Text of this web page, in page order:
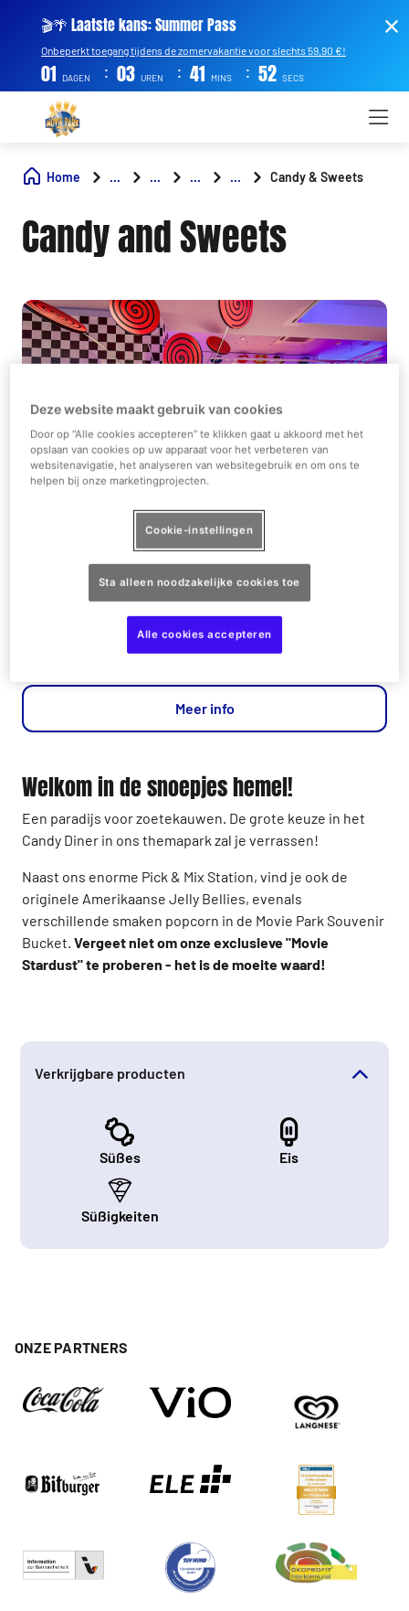
🎬🌴 Laatste kans: Summer Pass
Onbeperkt toegang tijdens de zomervakantie voor slechts 59,90 €!
01 DAGEN : 03 UREN : 41 MINS : 52 SECS
Home ... ... ... ... Candy & Sweets
Candy and Sweets
Snoep
The Hollywood Street Set
Toegang voor personen met een beperking
Meer info
Welkom in de snoepjes hemel!
Een paradijs voor zoetekauwen. De grote keuze in het
Candy Diner in ons themapark zal je verrassen!
Naast ons enorme Pick & Mix Station, vind je ook de
originele Amerikaanse Jelly Bellies, evenals
verschillende smaken popcorn in de Movie Park Souvenir
Bucket. Vergeet niet om onze exclusieve "Movie
Stardust" te proberen - het is de moeite waard!
Verkrijgbare producten
Süßes Eis
Süßigkeiten
ONZE PARTNERS
Deze website maakt gebruik van cookies
Door op “Alle cookies accepteren” te klikken gaat u akkoord met het
opslaan van cookies op uw apparaat voor het verbeteren van
websitenavigatie, het analyseren van websitegebruik en om ons te
helpen bij onze marketingprojecten.
Cookie-instellingen
Sta alleen noodzakelijke cookies toe
Alle cookies accepteren